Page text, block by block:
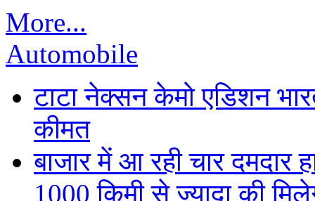
More...
Automobile
टाटा नेक्सन केमो एडिशन
कीमत
बाजार में आ रही चार दमदार
1000 किमी से ज्यादा की